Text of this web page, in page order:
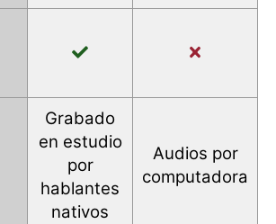
Grabado
en estudio
por
hablantes
nativos
Audios por
computadora